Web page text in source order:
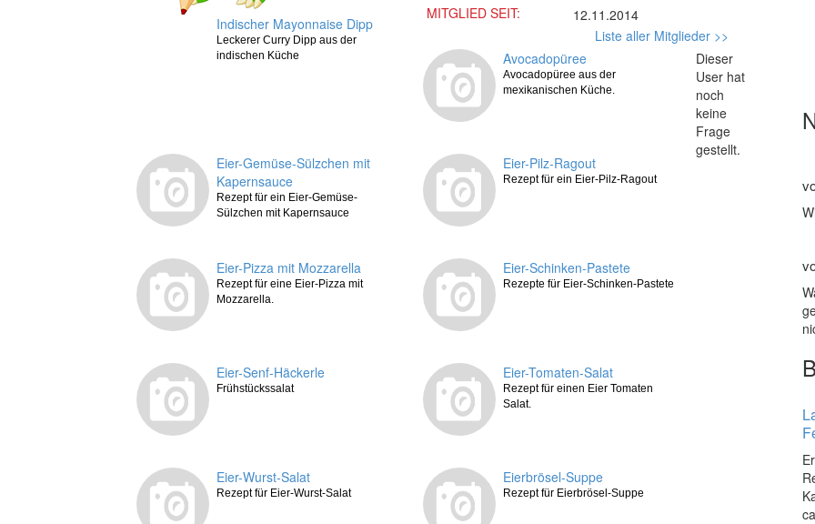
MITGLIED SEIT:
12.11.2014
Liste aller Mitglieder >>
Indischer Mayonnaise Dipp
Leckerer Curry Dipp aus der
indischen Küche
Avocadopüree
Avocadopüree aus der
mexikanischen Küche.
Eier-Gemüse-Sülzchen mit
Kapernsauce
Rezept für ein Eier-Gemüse-
Sülzchen mit Kapernsauce
Eier-Pilz-Ragout
Rezept für ein Eier-Pilz-Ragout
Eier-Pizza mit Mozzarella
Rezept für eine Eier-Pizza mit
Mozzarella.
Eier-Schinken-Pastete
Rezepte für Eier-Schinken-Pastete
Eier-Senf-Häckerle
Frühstückssalat
Eier-Tomaten-Salat
Rezept für einen Eier Tomaten
Salat.
Eier-Wurst-Salat
Rezept für Eier-Wurst-Salat
Eierbrösel-Suppe
Rezept für Eierbrösel-Suppe
Dieser
User hat
noch
keine
Frage
gestellt.